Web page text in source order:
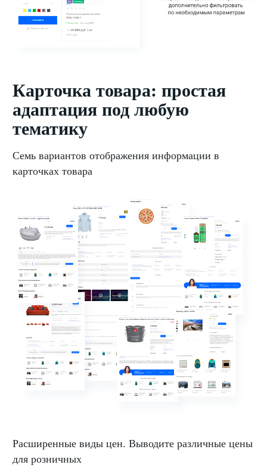
Карточка товара: простая
адаптация под любую
тематику
Семь вариантов отображения информации в
карточках товара
Расширенные виды цен. Выводите различные цены
для розничных